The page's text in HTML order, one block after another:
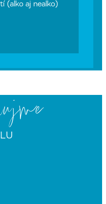
POLE
levanduľové políčko v
sú krásne farebné a
na svadobný obrad,
(alko aj nealko)